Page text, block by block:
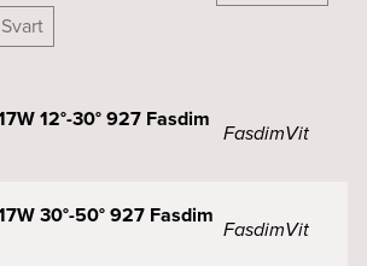
Svart
12°-30° 927 Fasdim
FasdimVit
30°-50° 927 Fasdim
FasdimVit